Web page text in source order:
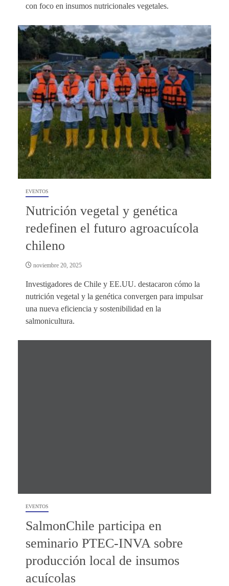
con foco en insumos nutricionales vegetales.
EVENTOS
Nutrición vegetal y genética
redefinen el futuro agroacuícola
chileno
noviembre 20, 2025
Investigadores de Chile y EE.UU. destacaron cómo la
nutrición vegetal y la genética convergen para impulsar
una nueva eficiencia y sostenibilidad en la
salmonicultura.
EVENTOS
SalmonChile participa en
seminario PTEC-INVA sobre
producción local de insumos
acuícolas